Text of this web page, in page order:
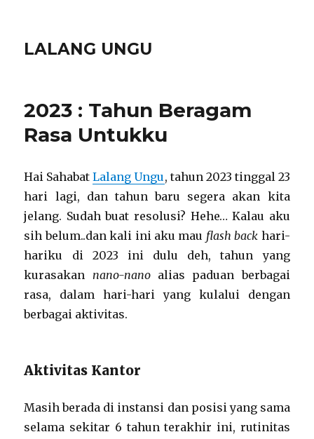
LALANG UNGU
2023 : Tahun Beragam
Rasa Untukku
Hai SahabatLalang Ungu, tahun 2023 tinggal 23
hari lagi, dan tahun baru segera akan kita
jelang. Sudah buat resolusi? Hehe… Kalau aku
sih belum..dan kali ini aku mau flash back hari-
hariku di 2023 ini dulu deh, tahun yang
kurasakan nano-nano alias paduan berbagai
rasa, dalam hari-hari yang kulalui dengan
berbagai aktivitas.
Aktivitas Kantor
Masih berada di instansi dan posisi yang sama
selama sekitar 6 tahun terakhir ini, rutinitas